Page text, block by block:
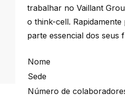
trabalhar no Vaillant
o think-cell.
parte essencial dos
Nome
Sede
Número de